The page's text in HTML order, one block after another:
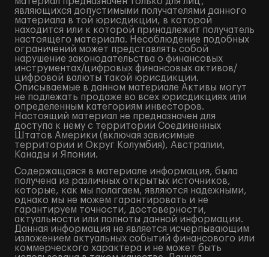
являющихся допустимыми получателями данного
материала в той юрисдикции, в которой
находится или к которой принадлежит получатель
настоящего материала. Несоблюдение подобных
ограничений может представлять собой
нарушение законодательства о финансовых
инструментах/цифровых финансовых активов/
цифровой валюты такой юрисдикции.
Описываемые в данном материале Активы могут
не подлежать продаже во всех юрисдикциях или
определенным категориям инвесторов.
Настоящий материал не предназначен для
доступа к нему с территории Соединенных
Штатов Америки (включая зависимые
территории и Округ Колумбия), Австралии,
Канады и Японии.
Содержащаяся в материале информация, была
получена из различных открытых источников,
которые, как мы полагаем, являются надежными,
однако мы не можем гарантировать и не
гарантируем точности, достоверности,
актуальности или полноты данной информации.
Данная информация не является исчерпывающим
изложением актуальных событий финансового или
коммерческого характера и не может быть